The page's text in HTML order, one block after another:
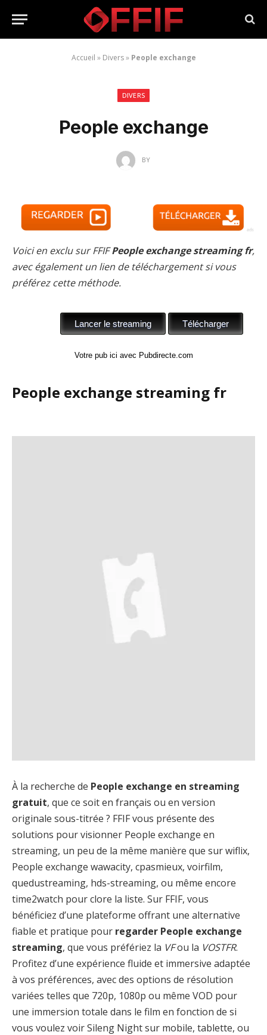
Accueil » Divers» People exchange
DIVERS
People exchange
BY
Voici en exclu sur FFIFPeople exchange streaming fr,
avec également un lien de téléchargement si vous
préférez cette méthode.
Votre pub ici avec Pubdirecte.com
People exchange streaming fr
À la recherche de People exchange en streaming
gratuit, que ce soit en français ou en version
originale sous-titrée ? FFIF vous présente des
solutions pour visionner People exchange en
streaming, un peu de la même manière que sur wiflix,
People exchange wawacity, cpasmieux, voirfilm,
quedustreaming, hds-streaming, ou même encore
time2watch pour clore la liste. Sur FFIF, vous
bénéficiez d’une plateforme offrant une alternative
fiable et pratique pour regarder People exchange
streaming, que vous préfériez la VFou la VOSTFR.
Profitez d’une expérience fluide et immersive adaptée
à vos préférences, avec des options de résolution
variées telles que 720p, 1080p ou même VOD pour
une immersion totale dans le film en fonction de si
vous voulez voir Sileng Night sur mobile, tablette, ou